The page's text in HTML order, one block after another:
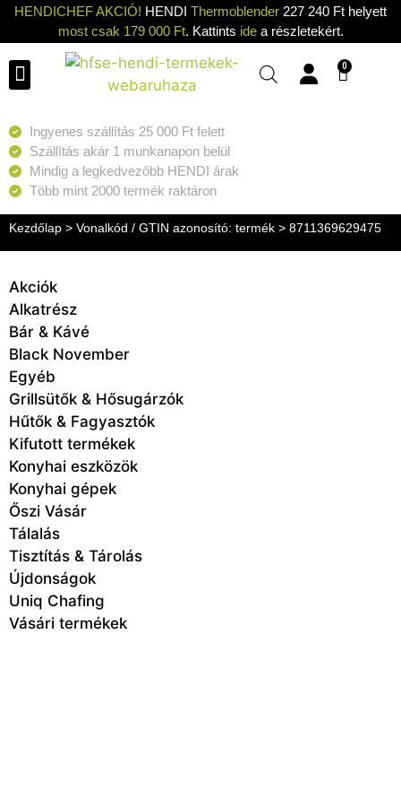
HENDICHEF AKCIÓ! HENDI Thermoblender 227 240 Ft helyett
most csak 179 000 Ft. Kattints idea részletekért.
0
Ingyenes szállítás 25 000 Ft felett
Szállítás akár 1 munkanapon belül
Mindig a legkedvezőbb HENDI árak
Több mint 2000 termék raktáron
Kezdőlap > Vonalkód / GTIN azonosító: termék > 8711369629475
Akciók
Alkatrész
Bár & Kávé
Black November
Egyéb
Grillsütők & Hősugárzók
Hűtők & Fagyasztók
Kifutott termékek
Konyhai eszközök
Konyhai gépek
Őszi Vásár
Tálalás
Tisztítás & Tárolás
Újdonságok
Uniq Chafing
Vásári termékek